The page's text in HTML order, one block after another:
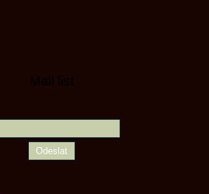
Mail list